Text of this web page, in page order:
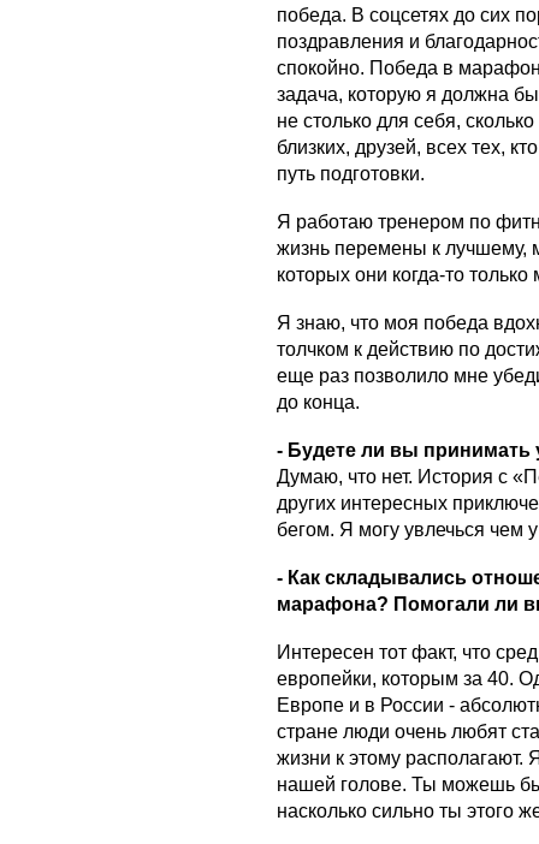
победа. В соцсетях до сих
поздравления и
спокойно. Победа в
задача, которую я должна
не столько для себя,
близких, друзей, всех тех,
путь подготовки.
Я работаю тренером по
жизнь перемены к лучшему,
которых они когда-то только
Я знаю, что моя победа
толчком к действию по
еще раз позволило мне
до конца.
- Будете ли вы
Думаю, что нет. История с
других интересных
бегом. Я могу увлечься чем
- Как складывались
марафона? Помогали ли
Интересен тот факт, что
европейки, которым за 40.
Европе и в России -
стране люди очень любят
жизни к этому располагают.
нашей голове. Ты можешь
насколько сильно ты этого